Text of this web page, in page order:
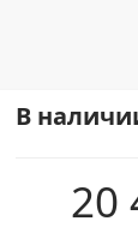
СИСТЕМ
В
20